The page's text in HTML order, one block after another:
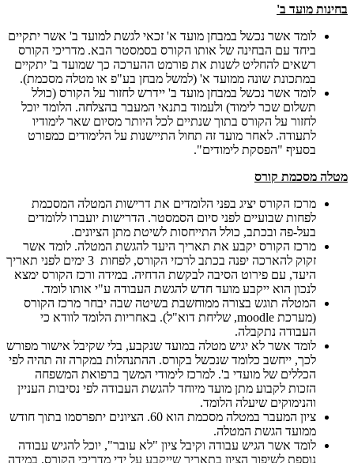
בחינות מועד ב'
לומד אשר נכשל במבחן מועד א' זכאי לגשת למועד ב' אשר יתקיים
ביחד עם הבחינה של אותו הקורס בסמסטר הבא. מדריכי הקורס
רשאים להחליט לשנות את פורמט ההערכה כך שמועד ב' יתקיים
במתכונת שונה ממועד א' (למשל מבחן בע"פ או מטלה מסכמת).
לומד אשר נכשל במבחן מועד ב' יידרש לחזור על הקורס (כולל
תשלום שכר לימוד) ולעמוד בתנאי המעבר בהצלחה. הלומד יוכל
לחזור על הקורס בתוך שנתיים לכל היותר מסיום שאר לימודיו
לתעודה. לאחר מועד זה תחול התיישנות על הלימודים כמפורט
בסעיף "הפסקת לימודים".
מטלה מסכמת קורס
מרכז הקורס יציג בפני הלומדים את דרישות המטלה המסכמת
לפחות שבועיים לפני סיום הסמסטר. הדרישות יועברו ללומדים
בעל-פה ובכתב, כולל התייחסות לשיטת מתן הציונים.
מרכז הקורס יקבע את תאריך היעד להגשת המטלה. לומד אשר
זקוק להארכה יפנה בכתב לרכזי הקורס, לפחות 3 ימים לפני תאריך
היעד, עם פירוט הסיבה לבקשת הדחיה. במידה ורכז הקורס ימצא
לנכון הוא ייקבע מועד חדש להגשת העבודה ע"י אותו לומד.
המטלה תוגש בצורה ממוחשבת בשיטה שבה יבחר מרכז הקורס
(מערכת moodle, שליחת דוא"ל). באחריות הלומד לוודא כי
העבודה נתקבלה.
לומד אשר לא יגיש מטלה במועד שנקבע, בלי שקיבל אישור מפורש
לכך, ייחשב כלומד שנכשל בקורס. ההתנהלות במקרה זה תהיה לפי
הכללים של מועדי ב'. למרכז לימודי המשך ברפואת המשפחה
הזכות לקבוע מתן מועד מיוחד להגשת העבודה לפי נסיבות העניין
והנימוקים שיעלה הלומד.
ציון המעבר במטלה מסכמת הוא 60. הציונים יתפרסמו בתוך חודש
ממועד הגשת המטלה.
לומד אשר הגיש עבודה וקיבל ציון "לא עובר", יוכל להגיש עבודה
נוספת לשיפור הציון בתאריך שייקבע על ידי מדריכי הקורס. במידה